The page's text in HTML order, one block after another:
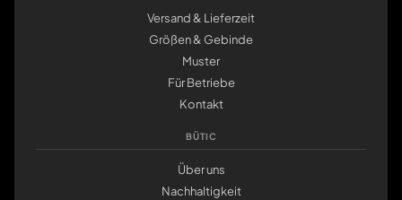
Versand & Lieferzeit
Größen & Gebinde
Muster
Für Betriebe
Kontakt
BÜTIC
Über uns
Nachhaltigkeit